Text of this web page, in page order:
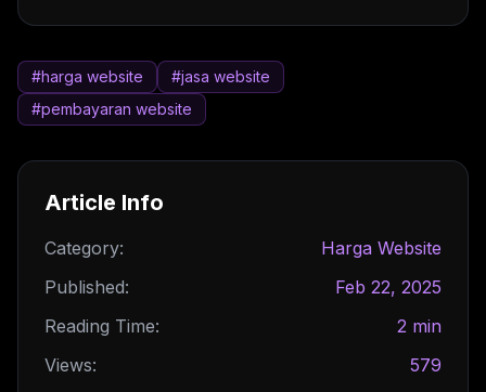
#harga website
#jasa website
#pembayaran website
Article Info
Category:
Harga Website
Published:
Feb 22, 2025
Reading Time:
2 min
Views:
579